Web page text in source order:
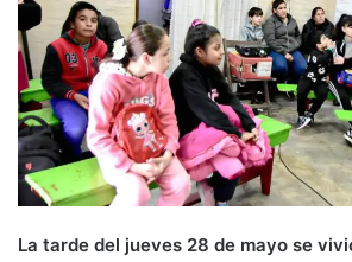
La tarde del jueves 28 de mayo se